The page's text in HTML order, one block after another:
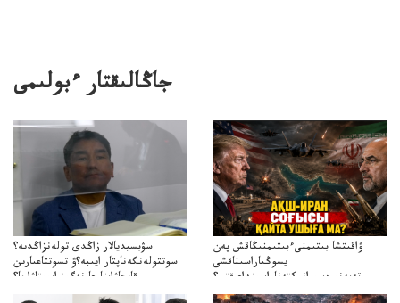
جاڭالىقتار ءبولىمى
سۋبسيديالار زاڭدى تولەنزاڭدىە؟
سوتتولەنگەناپتار ايىبە؟ۋ تسوتتاعىارىن
قايجاۋاپتارعا نەگىز ايىپتاۋا ما؟
تۇجىرىمدارىنقايتاقاراۋعانەگىزبولاالاما؟
ۋاقىتشا بىتىمنىءبىتىمنىڭاقش پەن
يسوڭىاراسىناقشى
تەپەنىرەسيرانىكتەناراسىنداعىقتى؟
تەكەتىرەسنەلىكتەنقايتاۋشىقتى؟